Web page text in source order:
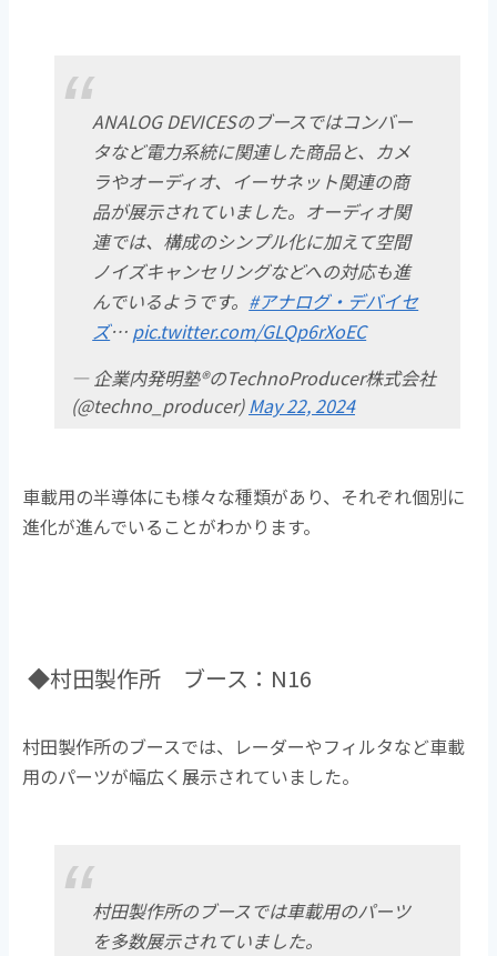
ANALOG DEVICESのブースではコンバー
タなど電力系統に関連した商品と、カメ
ラやオーディオ、イーサネット関連の商
品が展示されていました。オーディオ関
連では、構成のシンプル化に加えて空間
ノイズキャンセリングなどへの対応も進
んでいるようです。 #アナログ・デバイセ
ズ… pic.twitter.com/GLQp6rXoEC
— 企業内発明塾®のTechnoProducer株式会社
(@techno_producer)May 22, 2024
車載用の半導体にも様々な種類があり、それぞれ個別に
進化が進んでいることがわかります。
◆村田製作所 ブース：N16
村田製作所のブースでは、レーダーやフィルタなど車載
用のパーツが幅広く展示されていました。
村田製作所のブースでは車載用のパーツ
を多数展示されていました。